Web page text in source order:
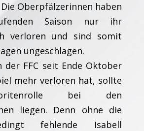
Oberpfälzerinnen haben
Saison nur ihr
verloren und sind somit
ungeschlagen.
der FFC seit Ende Oktober
mehr verloren hat, sollte
bei den
liegen. Denn ohne die
fehlende Isabell